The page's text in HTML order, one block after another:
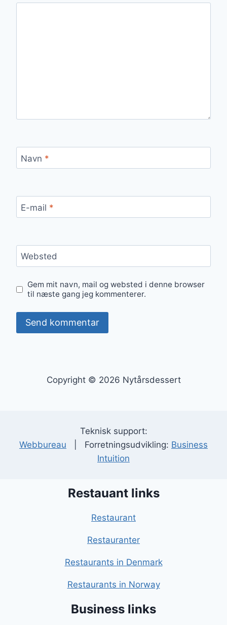
Navn *
E-mail *
Websted
Gem mit navn, mail og websted i denne browser
til næste gang jeg kommenterer.
Copyright © 2026 Nytårsdessert
Teknisk support:
Webbureau | Forretningsudvikling: Business
Intuition
Restauant links
Restaurant
Restauranter
Restaurants in Denmark
Restaurants in Norway
Business links